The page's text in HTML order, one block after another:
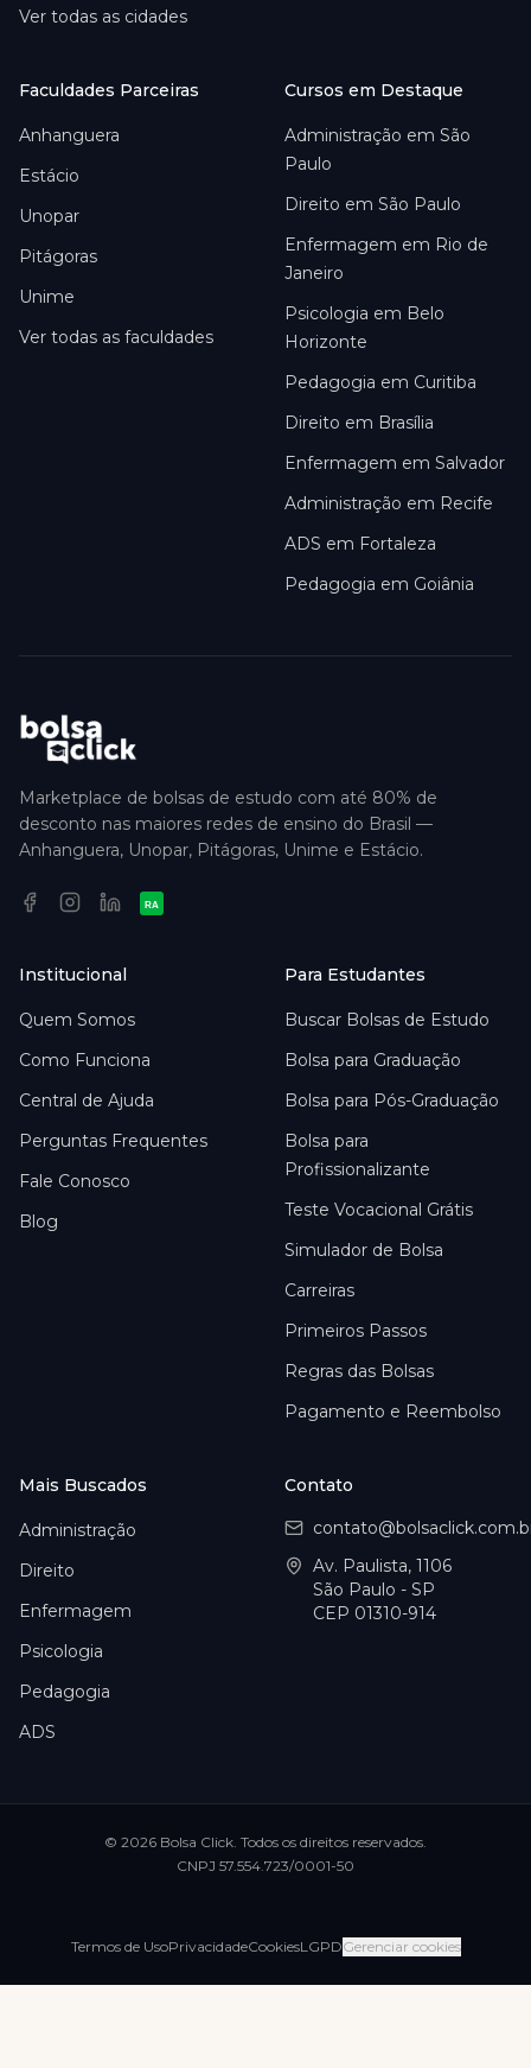
Ver todas as cidades
Faculdades Parceiras
Anhanguera
Estácio
Unopar
Pitágoras
Unime
Ver todas as faculdades
Cursos em Destaque
Administração em São
Paulo
Direito em São Paulo
Enfermagem em Rio de
Janeiro
Psicologia em Belo
Horizonte
Pedagogia em Curitiba
Direito em Brasília
Enfermagem em Salvador
Administração em Recife
ADS em Fortaleza
Pedagogia em Goiânia
Marketplace de bolsas de estudo com até 80% de
desconto nas maiores redes de ensino do Brasil —
Anhanguera, Unopar, Pitágoras, Unime e Estácio.
RA
Institucional
Quem Somos
Como Funciona
Central de Ajuda
Perguntas Frequentes
Fale Conosco
Blog
Para Estudantes
Buscar Bolsas de Estudo
Bolsa para Graduação
Bolsa para Pós-Graduação
Bolsa para
Profissionalizante
Teste Vocacional Grátis
Simulador de Bolsa
Carreiras
Primeiros Passos
Regras das Bolsas
Pagamento e Reembolso
Mais Buscados
Administração
Direito
Enfermagem
Psicologia
Pedagogia
ADS
Contato
Av. Paulista, 1106
São Paulo - SP
CEP 01310-914
© 2026 Bolsa Click . Todos os direitos reservados.
CNPJ 57.554.723/0001-50
Termos de UsoPrivacidadeCookiesLGPDGerenciar cookies